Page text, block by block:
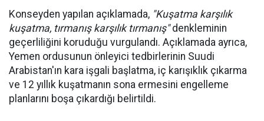
Konseyden yapılan açıklamada, "Kuşatma karşılık
kuşatma, tırmanış karşılık tırmanış"denkleminin
geçerliliğini koruduğu vurgulandı. Açıklamada ayrıca,
Yemen ordusunun önleyici tedbirlerinin Suudi
Arabistan'ın kara işgali başlatma, iç karışıklık çıkarma
ve 12 yıllık kuşatmanın sona ermesini engelleme
planlarını boşa çıkardığı belirtildi.